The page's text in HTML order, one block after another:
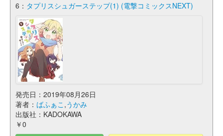
6： タプリスシュガーステップ(1) (電撃コミックスNEXT)
発売日：2019年08月26日
著者： ばふぁこ ,うかみ
出版社：KADOKAWA
￥0